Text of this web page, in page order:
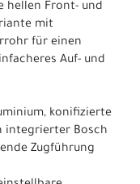
hellen Front- und
mit
für einen
Auf- und
konifizierte
integrierter Bosch
Zugführung